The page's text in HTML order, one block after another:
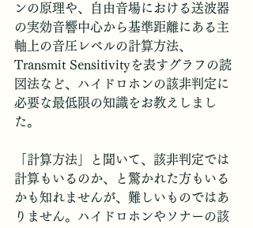
ンの原理や、自由音場における送波器
の実効音響中心から基準距離にある主
軸上の音圧レベルの計算方法、
Transmit Sensitivityを表すグラフの読
図法など、ハイドロホンの該非判定に
必要な最低限の知識をお教えしまし
た。
「計算方法」と聞いて、該非判定では
計算もいるのか、と驚かれた方もいる
かも知れませんが、難しいものではあ
りません。ハイドロホンやソナーの該